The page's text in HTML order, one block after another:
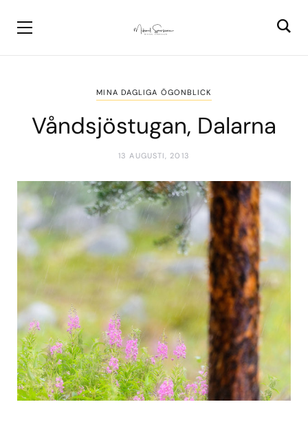
MINA DAGLIGA ÖGONBLICK
Våndsjöstugan, Dalarna
13 AUGUSTI, 2013